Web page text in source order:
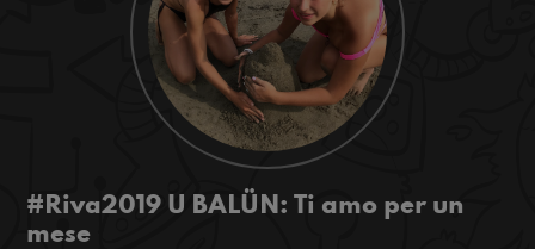
#Riva2019 U BALÜN: Ti amo per un
mese